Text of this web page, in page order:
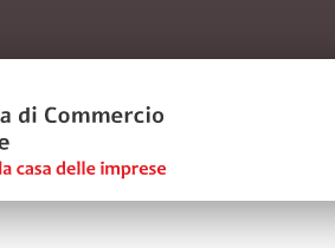
DI COMMERCIO